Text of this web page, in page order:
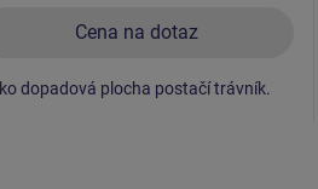
Cena na dotaz
dopadová plocha postačí trávník.